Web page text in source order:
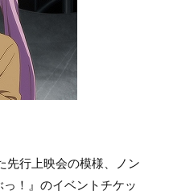
行上映会の模様、ノン
！』のイベントチケッ